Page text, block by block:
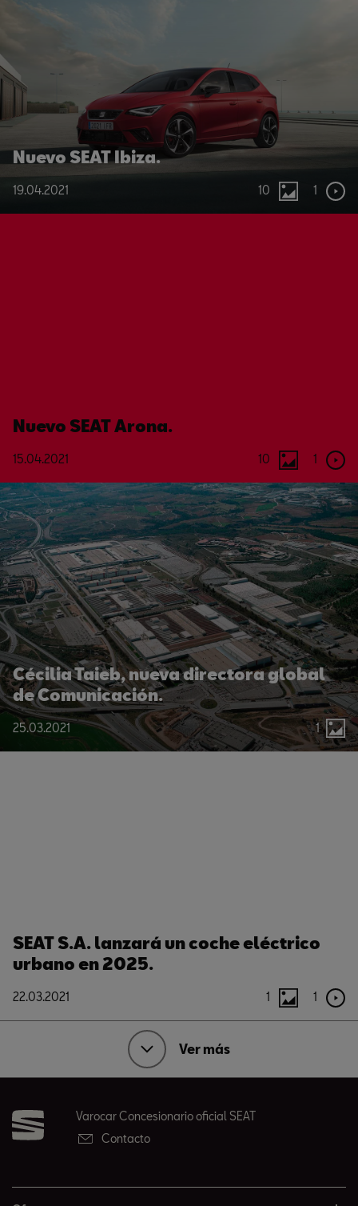
Nuevo SEAT Ibiza.
19.04.2021 10 1
Nuevo SEAT Arona.
15.04.2021 10 1
Cécilia Taieb, nueva directora global
de Comunicación.
25.03.2021 1
SEAT S.A. lanzará un coche eléctrico
urbano en 2025.
22.03.2021 1 1
Ver más
Varocar Concesionario oficial SEAT
Contacto